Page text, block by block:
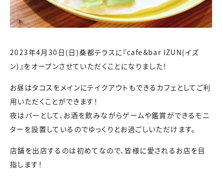
2023年4月30日(日)桑都テラスに『cafe&bar IZUN(イズ
ン)』をオープンさせていただくことになりました！
お昼はタコスをメインにテイクアウトもできるカフェとしてご利
用いただくことができます！
夜はバーとして、お酒を飲みながらゲームや鑑賞ができるモニ
ターを設置しているのでゆっくりとお過ごしいただけます。
店舗を出店するのは初めてなので、皆様に愛されるお店を目
指します！